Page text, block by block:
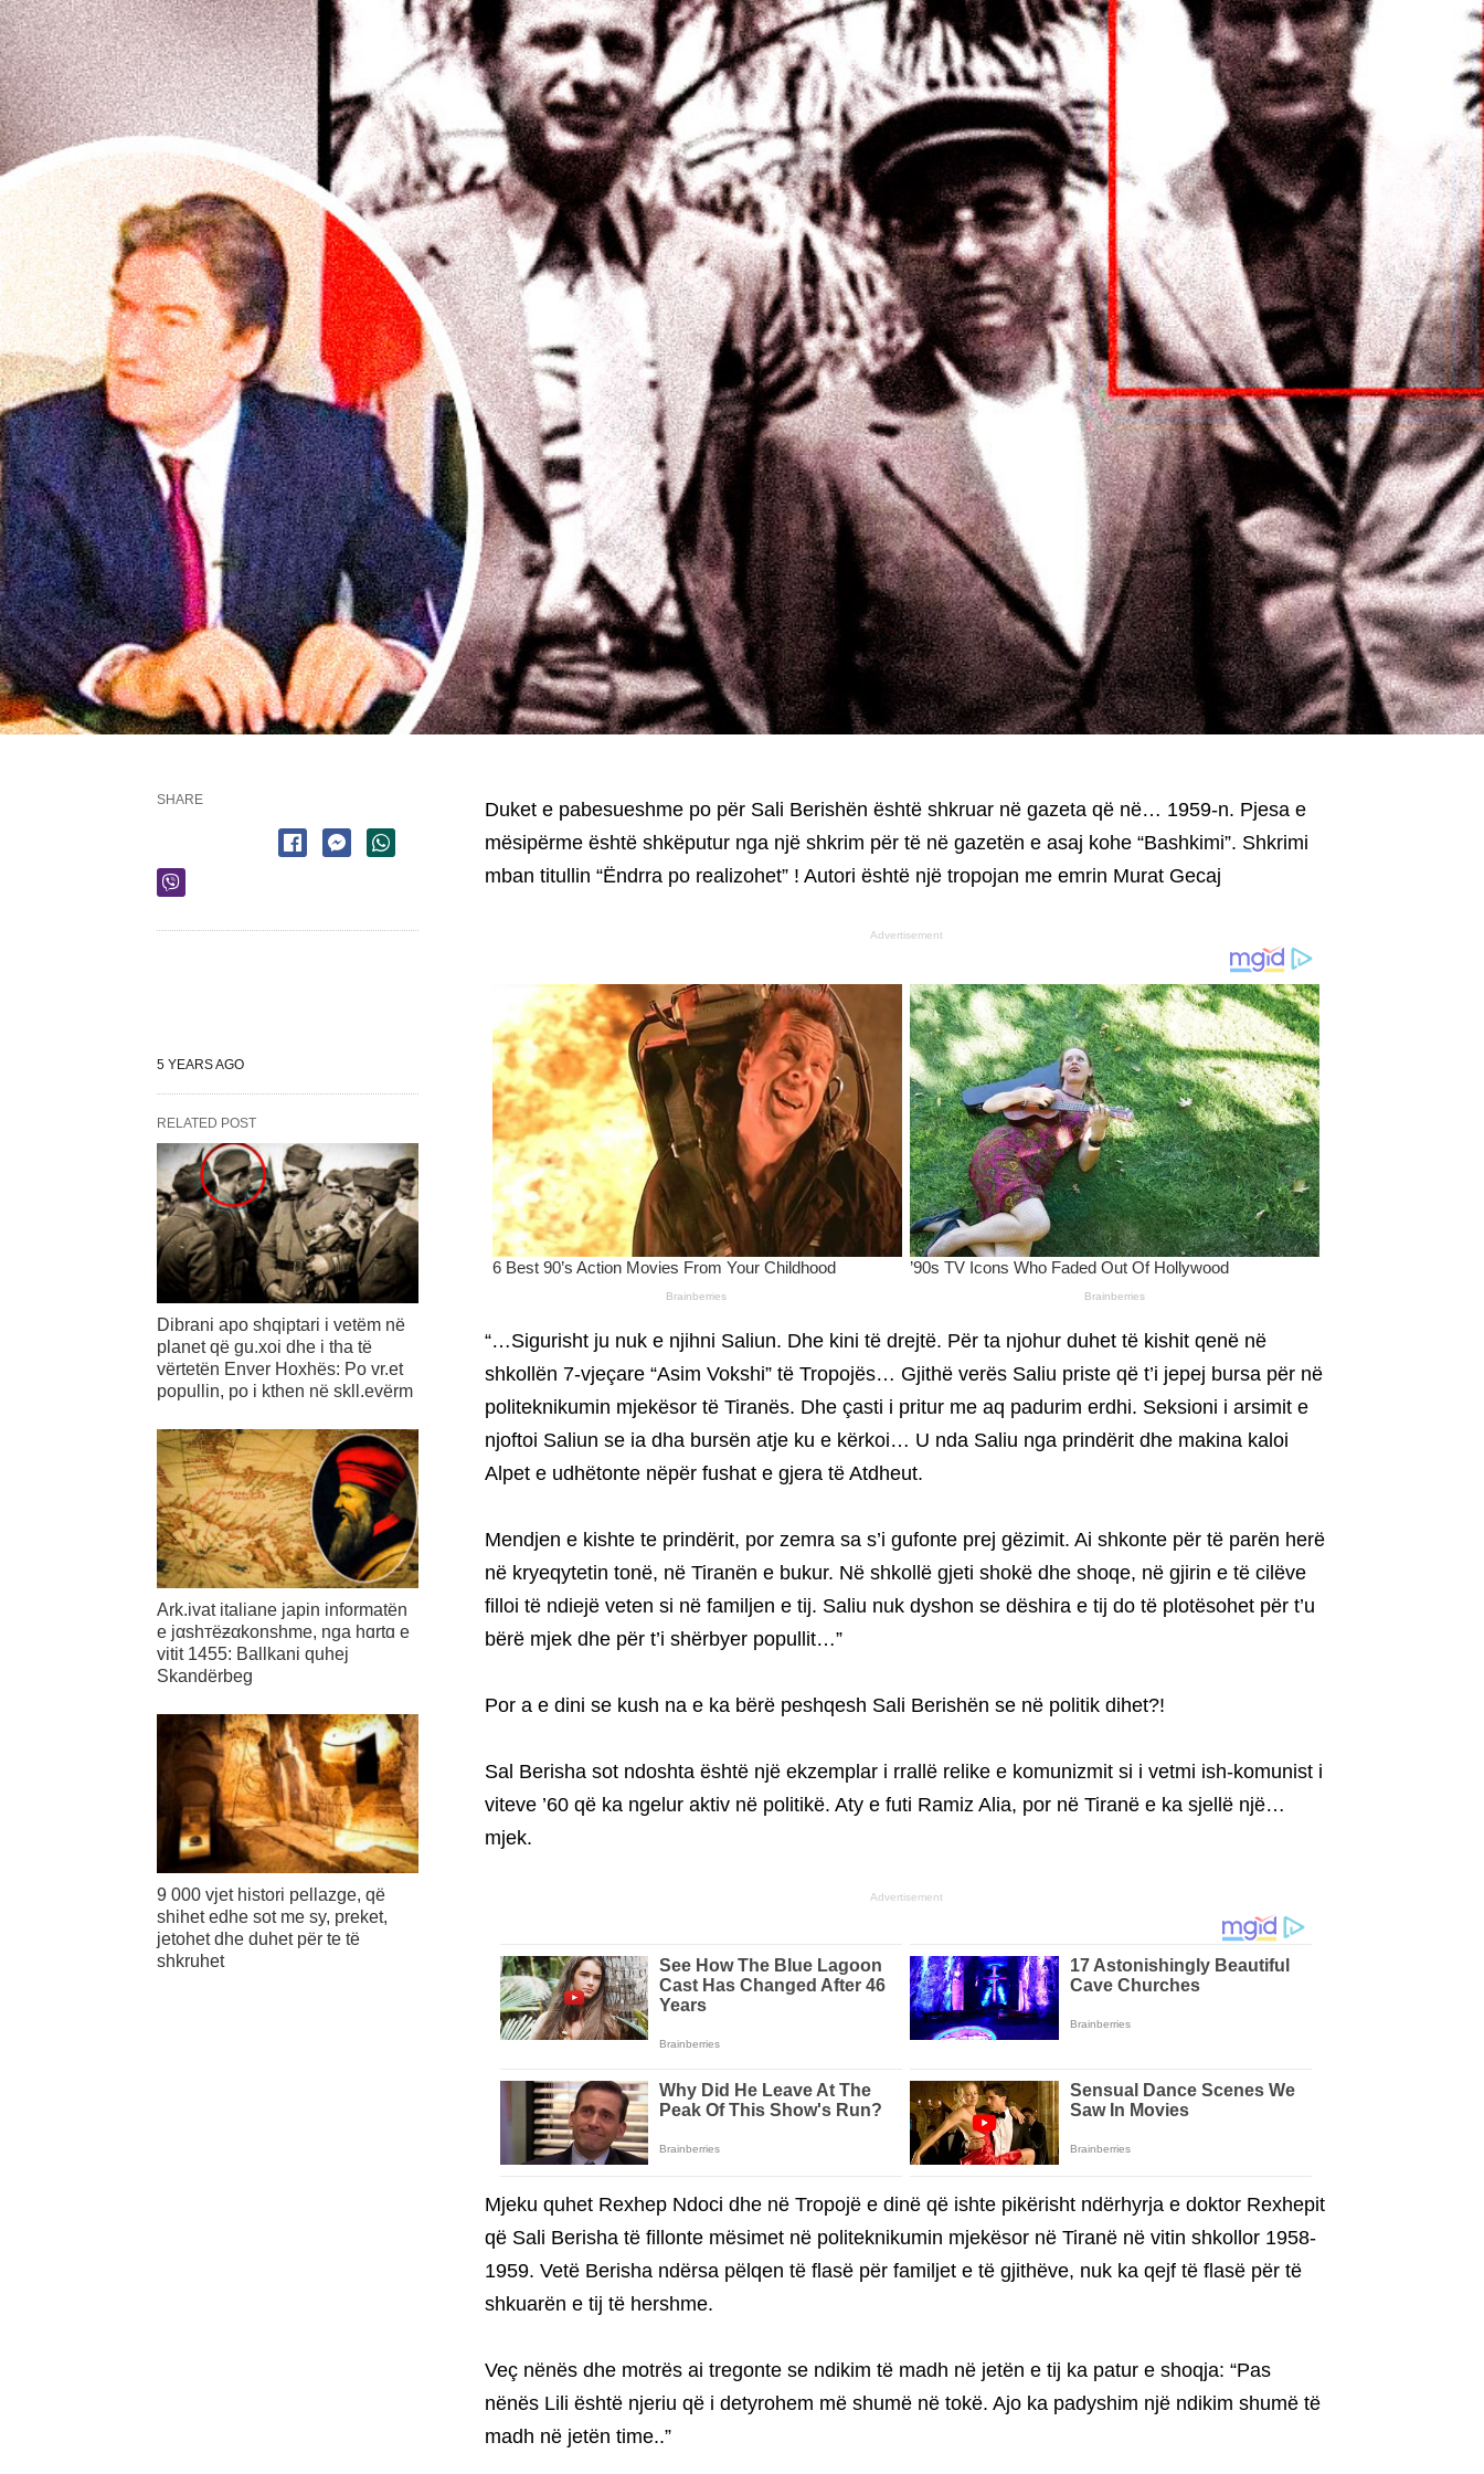
Duket e pabesueshme po për Sali Berishën është shkruar në gazeta që në… 1959-n. Pjesa e
mësipërme është shkëputur nga një shkrim për të në gazetën e asaj kohe “Bashkimi”. Shkrimi
mban titullin “Ëndrra po realizohet” ! Autori është një tropojan me emrin Murat Gecaj
Advertisement
“…Sigurisht ju nuk e njihni Saliun. Dhe kini të drejtë. Për ta njohur duhet të kishit qenë në
shkollën 7-vjeçare “Asim Vokshi” të Tropojës… Gjithë verës Saliu priste që t’i jepej bursa për në
politeknikumin mjekësor të Tiranës. Dhe çasti i pritur me aq padurim erdhi. Seksioni i arsimit e
njoftoi Saliun se ia dha bursën atje ku e kërkoi… U nda Saliu nga prindërit dhe makina kaloi
Alpet e udhëtonte nëpër fushat e gjera të Atdheut.
Mendjen e kishte te prindërit, por zemra sa s’i gufonte prej gëzimit. Ai shkonte për të parën herë
në kryeqytetin tonë, në Tiranën e bukur. Në shkollë gjeti shokë dhe shoqe, në gjirin e të cilëve
filloi të ndiejë veten si në familjen e tij. Saliu nuk dyshon se dëshira e tij do të plotësohet për t’u
bërë mjek dhe për t’i shërbyer popullit…”
Por a e dini se kush na e ka bërë peshqesh Sali Berishën se në politik dihet?!
Sal Berisha sot ndoshta është një ekzemplar i rrallë relike e komunizmit si i vetmi ish-komunist i
viteve ’60 që ka ngelur aktiv në politikë. Aty e futi Ramiz Alia, por në Tiranë e ka sjellë një…
mjek.
Advertisement
Mjeku quhet Rexhep Ndoci dhe në Tropojë e dinë që ishte pikërisht ndërhyrja e doktor Rexhepit
që Sali Berisha të fillonte mësimet në politeknikumin mjekësor në Tiranë në vitin shkollor 1958-
1959. Vetë Berisha ndërsa pëlqen të flasë për familjet e të gjithëve, nuk ka qejf të flasë për të
shkuarën e tij të hershme.
Veç nënës dhe motrës ai tregonte se ndikim të madh në jetën e tij ka patur e shoqja: “Pas
nënës Lili është njeriu që i detyrohem më shumë në tokë. Ajo ka padyshim një ndikim shumë të
madh në jetën time..”
SHARE
5 YEARS AGO
RELATED POST
Dibrani apo shqiptari i vetëm në
planet që gu.xoi dhe i tha të
vërtetën Enver Hoxhës: Po vr.et
popullin, po i kthen në skll.evërm
Ark.ivat italiane japin informatën
e jαshтëƶαkonshme, nga hɑrtɑ e
vitit 1455: Ballkani quhej
Skandërbeg
9 000 vjet histori pellazge, që
shihet edhe sot me sy, preket,
jetohet dhe duhet për te të
shkruhet